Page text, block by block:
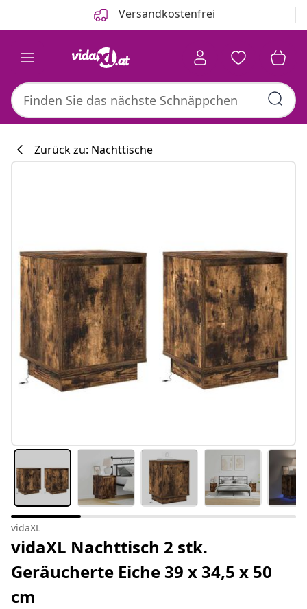
Versandkostenfrei
#sharemevidaxl
Zurück zu: Nachttische
vidaXL
vidaXL Nachttisch 2 stk.
Geräucherte Eiche 39 x 34,5 x 50
cm